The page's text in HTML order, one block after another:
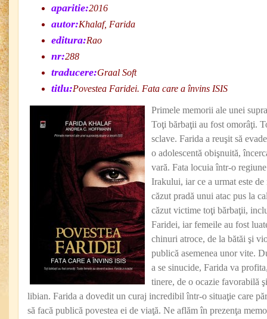
aparitie:2016
autor:Khalaf, Farida
editura:Rao
nr:288
traducere:Graal Soft
titlu:Povestea Faridei. Fata care a învins ISIS
Primele memorii ale unei
Toţi bărbaţii au fost omorâţi.
sclave. Farida a reuşit să
o adolescentă obişnuită,
vară. Fata locuia într-o
Irakului, iar ce a urmat este
căzut pradă unui atac pus la
căzut victime toţi bărbaţii,
Faridei, iar femeile au fost
chinuri atroce, de la bătăi şi
publică asemenea unor vite.
a se sinucide, Farida va
tinere, de o ocazie favorabilă
libian. Farida a dovedit un curaj incredibil într-o situaţie care
să facă publică povestea ei de viaţă. Ne aflăm în prezenţa